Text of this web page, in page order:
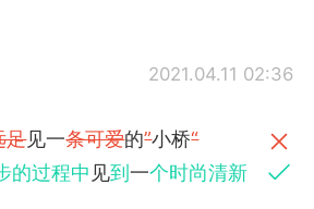
2021.04.11 02:36
足见一条可爱的”小桥“
的过程中 见到一个时尚清新